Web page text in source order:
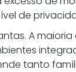
de
A
tanto